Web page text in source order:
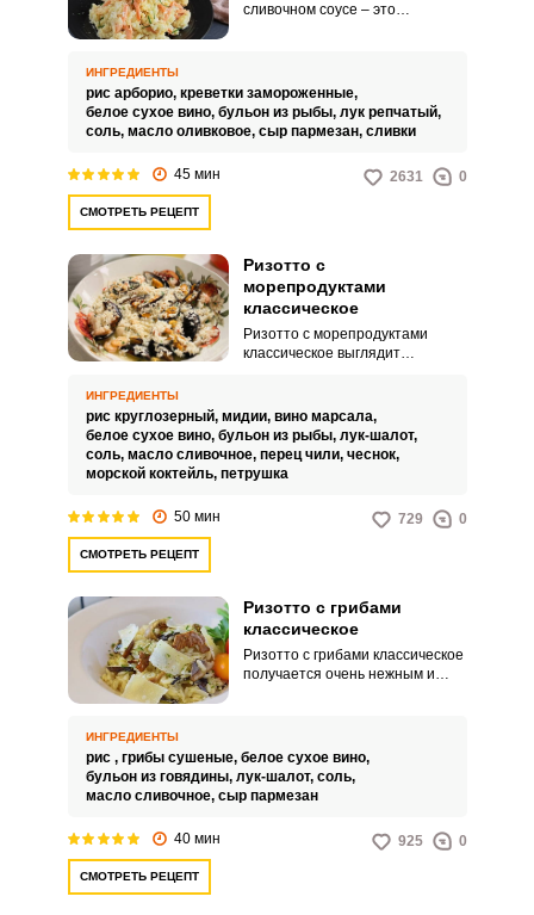
сливочном соусе – это
требует особых кулинарных
навыков.
ИНГРЕДИЕНТЫ
рис арборио, креветки замороженные,
белое сухое вино, бульон из рыбы, лук репчатый,
соль, масло оливковое, сыр пармезан, сливки
45 мин 2631 0
СМОТРЕТЬ РЕЦЕПТ
Ризотто с
морепродуктами
классическое
Ризотто с морепродуктами
классическое выглядит
исполнение около часа.
ИНГРЕДИЕНТЫ
рис круглозерный, мидии, вино марсала,
белое сухое вино, бульон из рыбы, лук-шалот,
соль, масло сливочное, перец чили, чеснок,
морской коктейль, петрушка
50 мин 729 0
СМОТРЕТЬ РЕЦЕПТ
Ризотто с грибами
классическое
Ризотто с грибами классическое
получается очень нежным и
ИНГРЕДИЕНТЫ
рис , грибы сушеные, белое сухое вино,
бульон из говядины, лук-шалот, соль,
масло сливочное, сыр пармезан
40 мин 925 0
СМОТРЕТЬ РЕЦЕПТ